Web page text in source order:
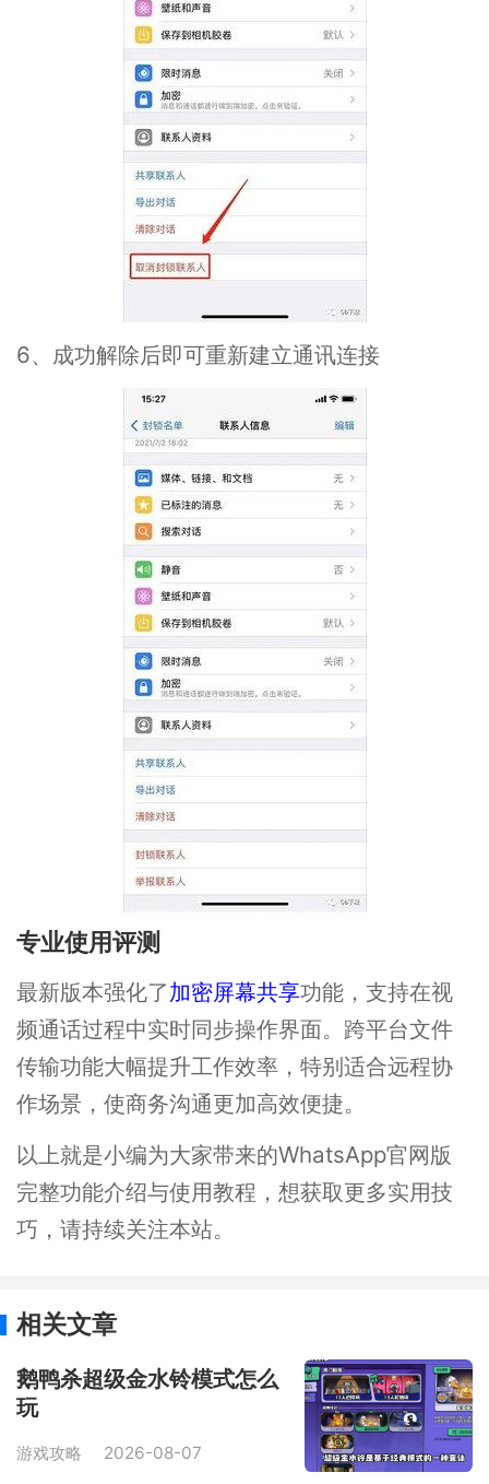
6、成功解除后即可重新建立通讯连接
专业使用评测
最新版本强化了加密屏幕共享功能，支持在视
频通话过程中实时同步操作界面。跨平台文件
传输功能大幅提升工作效率，特别适合远程协
作场景，使商务沟通更加高效便捷。
以上就是小编为大家带来的WhatsApp官网版
完整功能介绍与使用教程，想获取更多实用技
巧，请持续关注本站。
相关文章
鹅鸭杀超级金水铃模式怎么
玩
游戏攻略 2026-08-07